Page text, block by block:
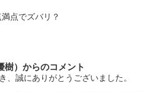
点でズバリ？
樹）からのコメント
、誠にありがとうございました。